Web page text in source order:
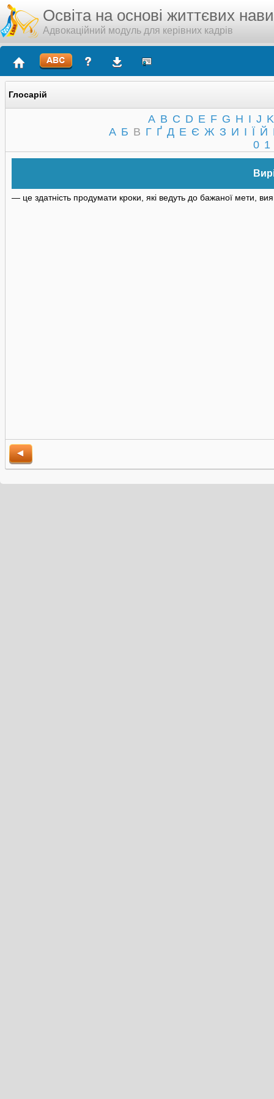
Освіта на основі життєвих
Адвокаційний модуль для керівних кадрів
Глосарій
A B C D E F G H I J K
А Б В Г Ґ Д Е Є Ж З И І Ї Й
0 1
— це здатність продумати кроки, які ведуть до бажаної мети,